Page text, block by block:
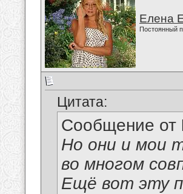
Елена
Постоянный
Цитата:
Сообщение от
Но они и мои
во многом
Ещё вот эту